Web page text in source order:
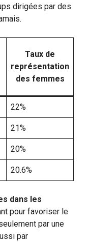
dirigées par des
Taux de
représentation
des femmes
22%
21%
20%
20.6%
dans les
pour favoriser le
par une
par